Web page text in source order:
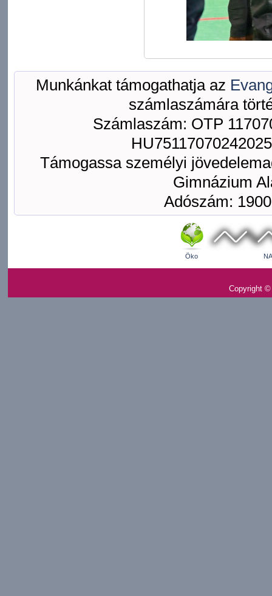
Munkánkat támogathatja az
számlaszámára
Számlaszám: OTP
Támogassa személyi
Gimnázium
Adószám:
Öko
Copyright